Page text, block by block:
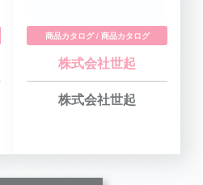
商品カタログ / 商品カタログ
株式会社世起
株式会社世起